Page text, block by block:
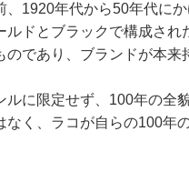
1920年代から50年代に
ルドとブラックで構成さ
であり、ブランドが本
に限定せず、100年の全
く、ラコが自らの100年